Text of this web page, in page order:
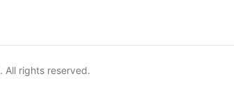
. All rights reserved.